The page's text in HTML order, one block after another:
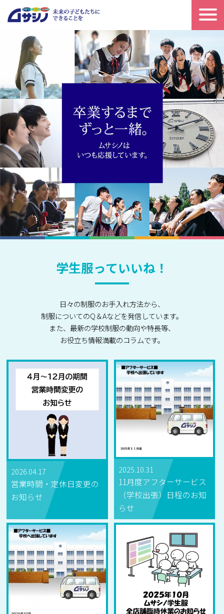
学生服っていいね！
日々の制服のお手入れ方法から、
制服についてのQ＆Aなどを発信しています。
また、最新の学校制服の動向や特長等、
お役立ち情報満載のコラムです。
2026.04.17
営業時間・定休日変更の
お知らせ
2025.10.31
11月度アフターサービス
（学校出張）日程のお知
らせ